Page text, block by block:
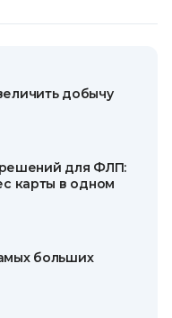
добычу
для ФЛП:
карты в одном
больших